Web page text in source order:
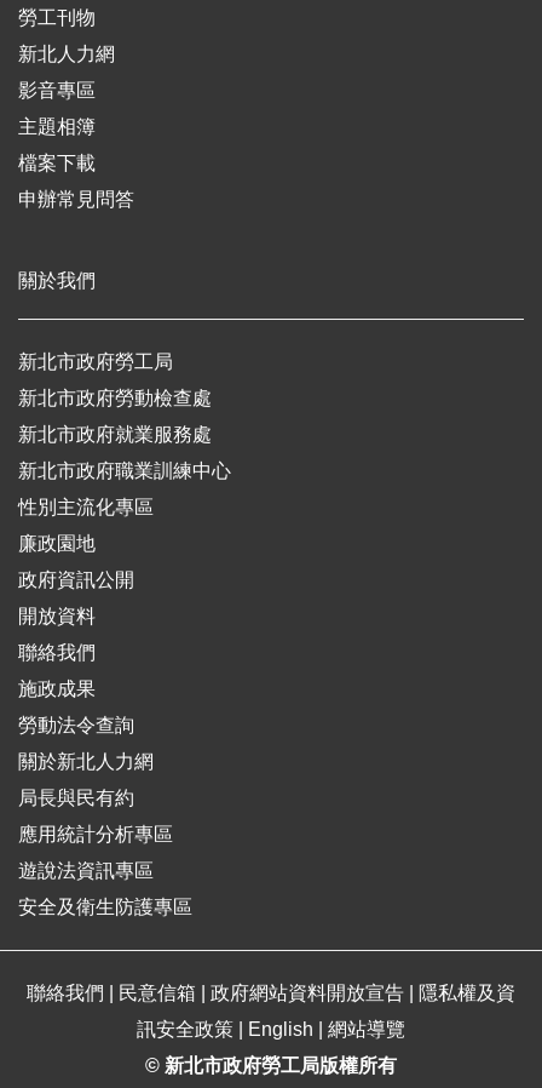
勞工刊物
新北人力網
影音專區
主題相簿
檔案下載
申辦常見問答
關於我們
新北市政府勞工局
新北市政府勞動檢查處
新北市政府就業服務處
新北市政府職業訓練中心
性別主流化專區
廉政園地
政府資訊公開
開放資料
聯絡我們
施政成果
勞動法令查詢
關於新北人力網
局長與民有約
應用統計分析專區
遊說法資訊專區
安全及衛生防護專區
聯絡我們 民意信箱 政府網站資料開放宣告
隱私權及資
訊安全政策
English
網站導覽
© 新北市政府勞工局版權所有